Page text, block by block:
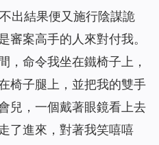
出結果便又施行陰謀詭
審案高手的人來對付我。
，命令我坐在鐵椅子上，
椅子腿上，並把我的雙手
兒，一個戴著眼鏡看上去
了進來，對著我笑嘻嘻